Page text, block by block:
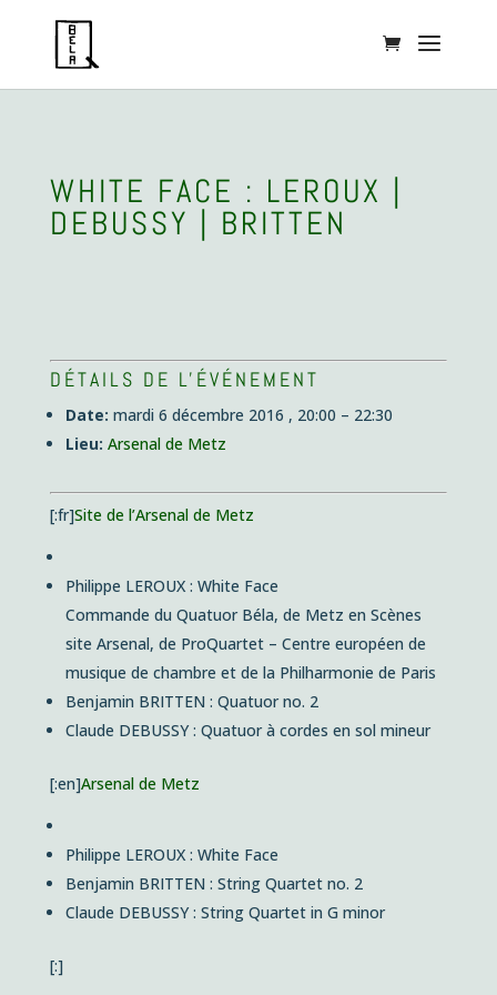
WHITE FACE : LEROUX |
DEBUSSY | BRITTEN
DÉTAILS DE L'ÉVÉNEMENT
Date: mardi 6 décembre 2016 , 20:00 – 22:30
Lieu: Arsenal de Metz
[:fr]Site de l’Arsenal de Metz
Philippe LEROUX : White Face
Commande du Quatuor Béla, de Metz en Scènes
site Arsenal, de ProQuartet – Centre européen de
musique de chambre et de la Philharmonie de Paris
Benjamin BRITTEN : Quatuor no. 2
Claude DEBUSSY : Quatuor à cordes en sol mineur
[:en]Arsenal de Metz
Philippe LEROUX : White Face
Benjamin BRITTEN : String Quartet no. 2
Claude DEBUSSY : String Quartet in G minor
[:]